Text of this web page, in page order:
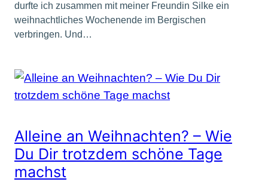
durfte ich zusammen mit meiner Freundin Silke ein
weihnachtliches Wochenende im Bergischen
verbringen. Und…
Alleine an Weihnachten? – Wie
Du Dir trotzdem schöne Tage
machst